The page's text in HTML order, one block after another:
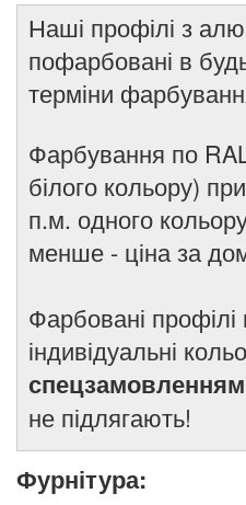
Наші профілі з
пофарбовані в
терміни
Фарбування по
білого кольору)
п.м. одного
менше - ціна за
Фарбовані профілі
індивідуальні
не підлягають!
Фурнітура: